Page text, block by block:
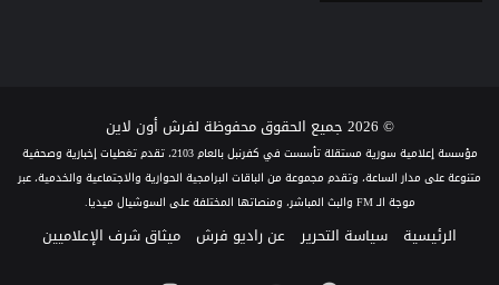
© 2026 جميع الحقوق محفوظة لفرش أون لاين
مؤسسة إعلامية سورية مستقلة تأسست في كفرنبل بالعام 2103، تقدم تغطيات إخبارية وصحفية
متنوعة على مدار الساعة، وتقدم مجموعة من الباقات البرامجية الحوارية والاجتماعية والخدمية، عبر
موجة الـ FM والبث المباشر، ومنصاتها المختلفة على السوشيال ميديا.
الرئيسية سياسة التحرير عن راديو فرش ميثاق شرف الإعلاميين